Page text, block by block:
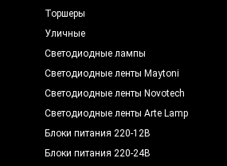
Торшеры
Уличные
Светодиодные лампы
Светодиодные ленты Maytoni
Светодиодные ленты Novotech
Светодиодные ленты Arte Lamp
Блоки питания 220-12В
Блоки питания 220-24В